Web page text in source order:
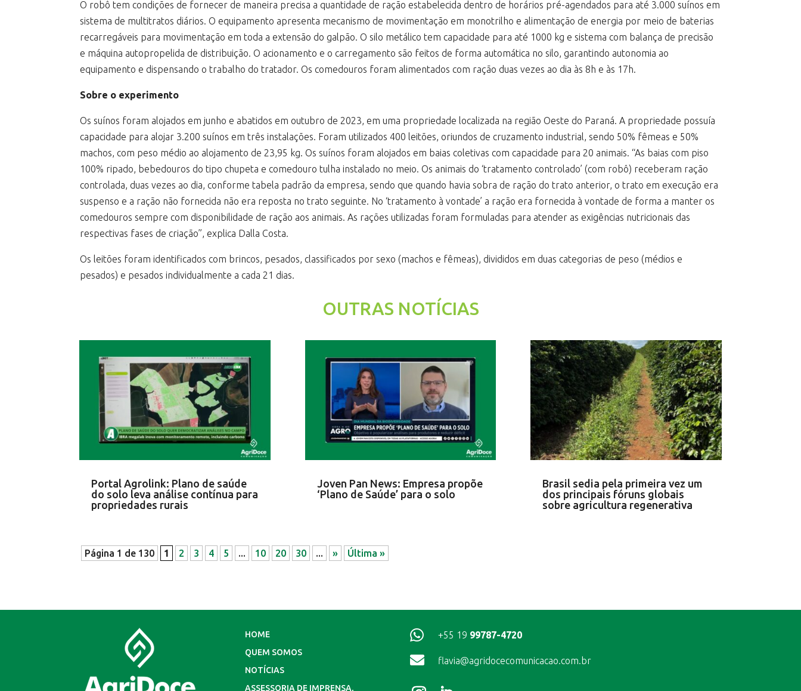
O robô tem condições de fornecer de maneira precisa a quantidade de ração estabelecida dentro de horários pré-agendados para até 3.000 suínos em
sistema de multitratos diários. O equipamento apresenta mecanismo de movimentação em monotrilho e alimentação de energia por meio de baterias
recarregáveis para movimentação em toda a extensão do galpão. O silo metálico tem capacidade para até 1000 kg e sistema com balança de precisão
e máquina autopropelida de distribuição. O acionamento e o carregamento são feitos de forma automática no silo, garantindo autonomia ao
equipamento e dispensando o trabalho do tratador. Os comedouros foram alimentados com ração duas vezes ao dia às 8h e às 17h.
Sobre o experimento
Os suínos foram alojados em junho e abatidos em outubro de 2023, em uma propriedade localizada na região Oeste do Paraná. A propriedade possuía
capacidade para alojar 3.200 suínos em três instalações. Foram utilizados 400 leitões, oriundos de cruzamento industrial, sendo 50% fêmeas e 50%
machos, com peso médio ao alojamento de 23,95 kg. Os suínos foram alojados em baias coletivas com capacidade para 20 animais. “As baias com piso
100% ripado, bebedouros do tipo chupeta e comedouro tulha instalado no meio. Os animais do ‘tratamento controlado’ (com robô) receberam ração
controlada, duas vezes ao dia, conforme tabela padrão da empresa, sendo que quando havia sobra de ração do trato anterior, o trato em execução era
suspenso e a ração não fornecida não era reposta no trato seguinte. No ‘tratamento à vontade’ a ração era fornecida à vontade de forma a manter os
comedouros sempre com disponibilidade de ração aos animais. As rações utilizadas foram formuladas para atender as exigências nutricionais das
respectivas fases de criação”, explica Dalla Costa.
Os leitões foram identificados com brincos, pesados, classificados por sexo (machos e fêmeas), divididos em duas categorias de peso (médios e
pesados) e pesados individualmente a cada 21 dias.
OUTRAS NOTÍCIAS
Portal Agrolink: Plano de saúde
do solo leva análise contínua para
propriedades rurais
Joven Pan News: Empresa propõe
‘Plano de Saúde’ para o solo
Brasil sedia pela primeira vez um
dos principais fóruns globais
sobre agricultura regenerativa
Página 1 de 130 1 2 3 4 5 ... 10 20 30 ... » Última »
HOME
QUEM SOMOS
NOTÍCIAS
ASSESSORIA DE IMPRENSA,
 +55 19 99787-4720
 flavia@agridocecomunicacao.com.br